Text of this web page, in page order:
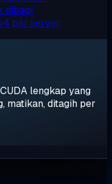
dibagi
per server
lengkap yang
matikan, ditagih per